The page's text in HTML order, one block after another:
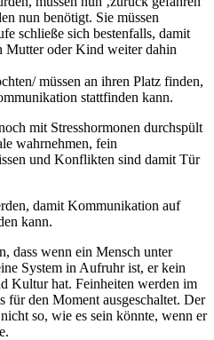
nun benötigt. Sie müssen
schließe sich bestenfalls, damit
Mutter oder Kind weiter dahin
müssen an ihren Platz finden,
stattfinden kann.
mit Stresshormonen durchspült
wahrnehmen, fein
und Konflikten sind damit Tür
damit Kommunikation auf
kann.
dass wenn ein Mensch unter
System in Aufruhr ist, er kein
Kultur hat. Feinheiten werden im
für den Moment ausgeschaltet. Der
so, wie es sein könnte, wenn er